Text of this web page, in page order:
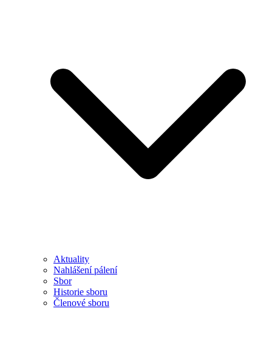
Aktuality
Nahlášení pálení
Sbor
Historie sboru
Členové sboru